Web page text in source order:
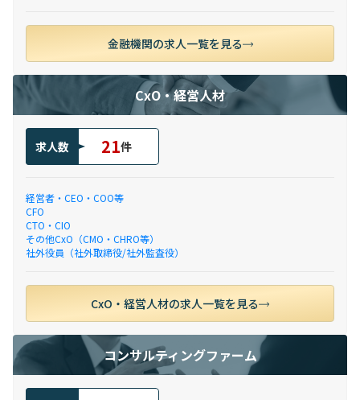
金融機関の求人一覧を見る
CxO・経営人材
求人数 21件
経営者・CEO・COO等
CFO
CTO・CIO
その他CxO（CMO・CHRO等）
社外役員（社外取締役/社外監査役）
CxO・経営人材の求人一覧を見る
コンサルティングファーム